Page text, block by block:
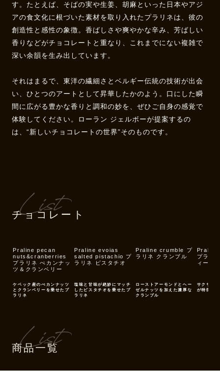
す。たとえば、そばの実や生姜、胡麻といった日本やアジ
アの食文化に根づいた素材を取り入れたプラリネは、彼の
創造性と感性の象徴。香ばしさや爽やかな辛み、芳ばしい
香りなどがチョコレートと重なり、これまでにない複雑で
深い余韻を生み出しています。
それはまるで、東洋の繊細さとベルギー伝統の技術が出会
い、ひとつのアートとして昇華したかのよう。口にした瞬
間に広がる豊かな香りと調和の妙を、ぜひご自身の感覚で
体験してください。ローラン ジェルボーが提案するの
は、“新しいチョコレートの世界”そのものです。
チョコレート
Praline pecan
nuts&cranberries
プラリネ ぺカンナッ
ツ＆クランベリー
ケベック産のぺカンナッツ
とクランベリーを乗せたプ
ラリネ
Praline evoias
salted pistachio プ
ラリネ ピスタチオ
塩味と甘味が絶妙にマッチ
したピスタチオを乗せたプ
ラリネ
Praline crumble プ
ラリネ クランブル
ローストアーモンドとヘー
ゼルナッツを加えた濃厚な
クランブル
プラリ
ィーヌ
サクサク
が特徴の
商品一覧